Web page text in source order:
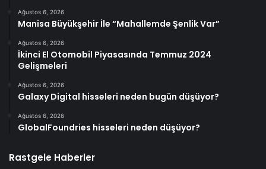
Ağustos 6, 2026
Manisa Büyükşehir İle “Mahallemde Şenlik Var”
Ağustos 6, 2026
İkinci El Otomobil Piyasasında Temmuz 2024
Gelişmeleri
Ağustos 6, 2026
Galaxy Digital hisseleri neden bugün düşüyor?
Ağustos 6, 2026
GlobalFoundries hisseleri neden düşüyor?
Rastgele Haberler